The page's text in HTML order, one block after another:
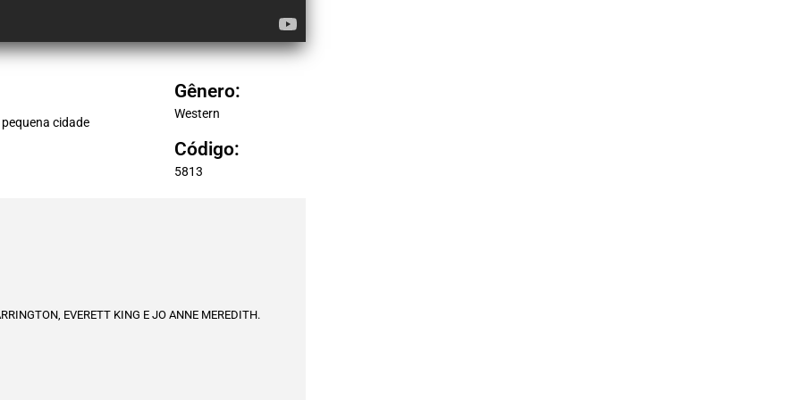
cidade
Gênero:
Western
Código:
5813
EVERETT KING E JO ANNE MEREDITH.